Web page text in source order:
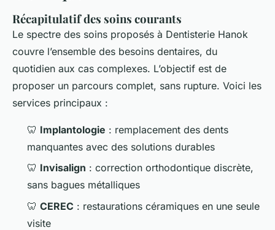
Récapitulatif des soins courants
Le spectre des soins proposés à Dentisterie Hanok
couvre l’ensemble des besoins dentaires, du
quotidien aux cas complexes. L’objectif est de
proposer un parcours complet, sans rupture. Voici les
services principaux :
🦷 Implantologie : remplacement des dents
manquantes avec des solutions durables
🦷 Invisalign : correction orthodontique discrète,
sans bagues métalliques
🦷 CEREC : restaurations céramiques en une seule
visite